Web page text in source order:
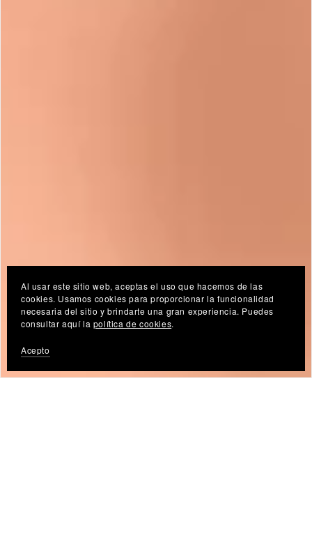
Al usar este sitio web, aceptas el uso que hacemos de las
cookies. Usamos cookies para proporcionar la funcionalidad
necesaria del sitio y brindarte una gran experiencia. Puedes
consultar aquí la política de cookies.
Acepto